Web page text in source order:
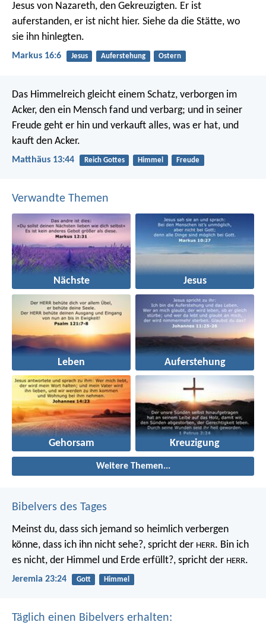
Jesus von Nazareth, den Gekreuzigten. Er ist
auferstanden, er ist nicht hier. Siehe da die Stätte, wo
sie ihn hinlegten.
Markus 16:6 Jesus Auferstehung Ostern
Das Himmelreich gleicht einem Schatz, verborgen im
Acker, den ein Mensch fand und verbarg; und in seiner
Freude geht er hin und verkauft alles, was er hat, und
kauft den Acker.
Matthäus 13:44 Reich Gottes Himmel Freude
Verwandte Themen
Nächste Jesus
Leben Auferstehung
Gehorsam Kreuzigung
Weitere Themen...
Bibelvers des Tages
Meinst du, dass sich jemand so heimlich verbergen
könne, dass ich ihn nicht sehe?, spricht der HERR. Bin ich
es nicht, der Himmel und Erde erfüllt?, spricht der HERR.
Jeremia 23:24 Gott Himmel
Täglich einen Bibelvers erhalten: